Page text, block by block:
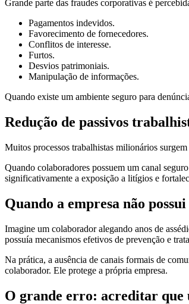
Grande parte das fraudes corporativas é
Pagamentos indevidos.
Favorecimento de fornecedores.
Conflitos de interesse.
Furtos.
Desvios patrimoniais.
Manipulação de informações.
Quando existe um ambiente seguro para
Redução de passivos
Muitos processos trabalhistas milionários
Quando colaboradores possuem um canal
significativamente a exposição a litígios e
Quando a empresa não
Imagine um colaborador alegando anos de
possuía mecanismos efetivos de prevenção e
Na prática, a ausência de canais formais de
colaborador. Ele protege a própria empresa.
O grande erro: acreditar que